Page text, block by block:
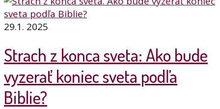
29.1. 2025
Strach z konca sveta: Ako bude
vyzerať koniec sveta podľa
Biblie?